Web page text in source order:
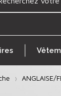
ANGLAISE/